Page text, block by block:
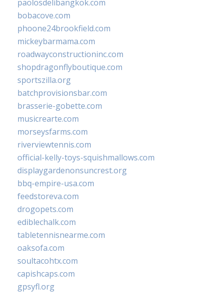
paolosdelibangkok.com
bobacove.com
phoone24brookfield.com
mickeybarmama.com
roadwayconstructioninc.com
shopdragonflyboutique.com
sportszilla.org
batchprovisionsbar.com
brasserie-gobette.com
musicrearte.com
morseysfarms.com
riverviewtennis.com
official-kelly-toys-squishmallows.com
displaygardenonsuncrest.org
bbq-empire-usa.com
feedstoreva.com
drogopets.com
ediblechalk.com
tabletennisnearme.com
oaksofa.com
soultacohtx.com
capishcaps.com
gpsyfl.org